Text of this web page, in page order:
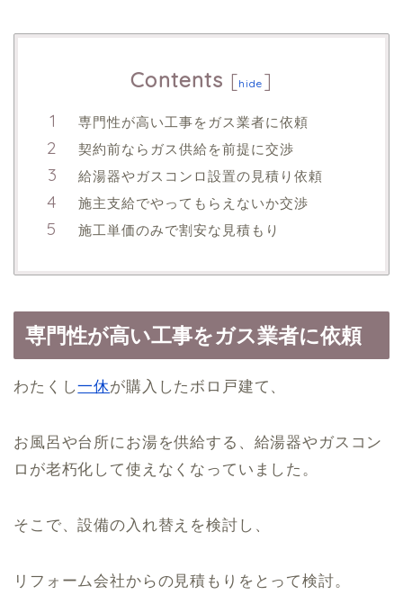
Contents [hide ]
専門性が高い工事をガス業者に依頼
契約前ならガス供給を前提に交渉
給湯器やガスコンロ設置の見積り依頼
施主支給でやってもらえないか交渉
施工単価のみで割安な見積もり
専門性が高い工事をガス業者に依頼
わたくし一休が購入したボロ戸建て、
お風呂や台所にお湯を供給する、給湯器やガスコン
ロが老朽化して使えなくなっていました。
そこで、設備の入れ替えを検討し、
リフォーム会社からの見積もりをとって検討。